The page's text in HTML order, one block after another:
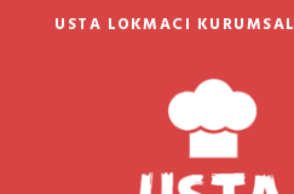
USTA LOKMACI KURUMSAL